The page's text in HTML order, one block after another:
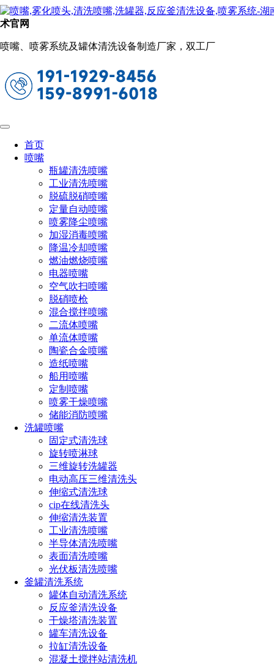
术官网
喷嘴、喷雾系统及罐体清洗设备制造厂家，双工厂
首页
喷嘴
瓶罐清洗喷嘴
工业清洗喷嘴
脱硫脱硝喷嘴
定量自动喷嘴
喷雾降尘喷嘴
加湿消毒喷嘴
降温冷却喷嘴
燃油燃烧喷嘴
电器喷嘴
空气吹扫喷嘴
脱硝喷枪
混合搅拌喷嘴
二流体喷嘴
单流体喷嘴
陶瓷合金喷嘴
造纸喷嘴
船用喷嘴
定制喷嘴
喷雾干燥喷嘴
储能消防喷嘴
洗罐喷嘴
固定式清洗球
旋转喷淋球
三维旋转洗罐器
电动高压三维清洗头
伸缩式清洗球
cip在线清洗头
伸缩清洗装置
工业清洗喷嘴
半导体清洗喷嘴
表面清洗喷嘴
光伏板清洗喷嘴
釜罐清洗系统
罐体自动清洗系统
反应釜清洗设备
干燥塔清洗装置
罐车清洗设备
拉缸清洗设备
混凝土搅拌站清洗机
单流体喷嘴
当前位置：
QJJ/QJJS不锈钢快拆喷嘴
一般用于化药喷涂、低压清洗
印刷电路板的产生产品清洗、漂洗
快拆喷嘴设计特点：
扇形喷雾喷头采用1/4和1/8快速安装和自动喷雾形状对准而节
约时间。QCL喷头提供的流速在3巴时低于3.9升/分QC/QB喷
头供应的流率在3巴压力时3.9升/分或更大。
快拆喷嘴技术参数：
材质：不锈钢
工作压力：根据使用环境
喷雾效果：